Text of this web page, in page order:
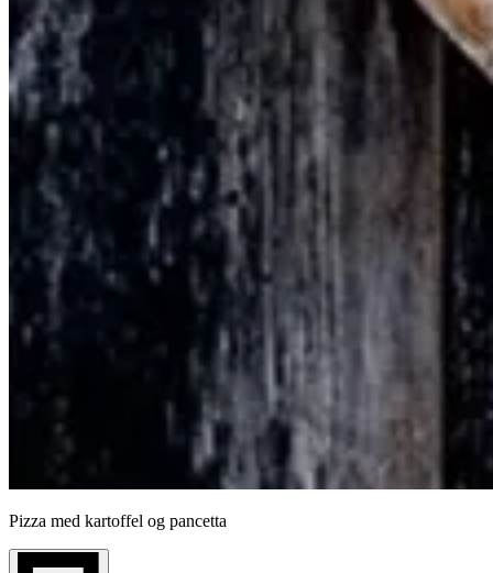
Pizza med kartoffel og pancetta